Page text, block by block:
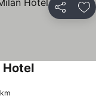
공유 즐
Hotel